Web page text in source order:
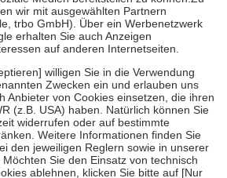
der Kosten sowie zehn Euro je
Versicherten für ihre eigene Gesundheit
Stellung der Familie zu unterstützen,
an bei:
bis zum vollendeten 18. Lebensjahr
und Früherkennung, die von der